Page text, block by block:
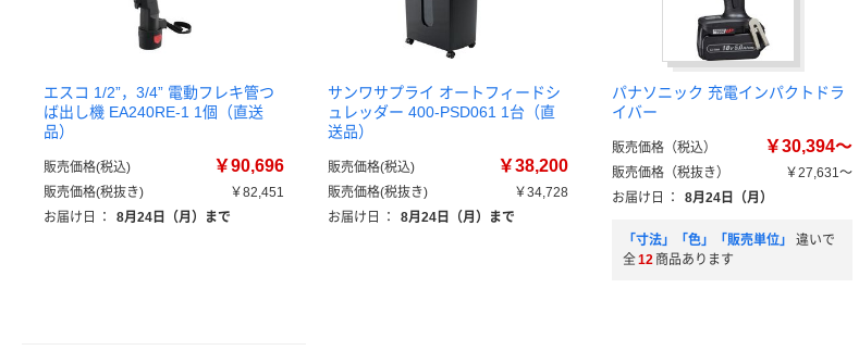
エスコ 1/2”，3/4” 電動フレキ管つ
ば出し機 EA240RE-1 1個（直送
品）
販売価格(税込) ￥90,696
販売価格(税抜き)
￥82,451
お届け日
： 8月24日（月）まで
サンワサプライ オートフィードシ
ュレッダー 400-PSD061 1台（直
送品）
販売価格(税込) ￥38,200
販売価格(税抜き)
￥34,728
お届け日
： 8月24日（月）まで
パナソニック 充電インパクトドラ
イバー
販売価格（税込） ￥30,394～
販売価格（税抜き）
￥27,631～
お届け日
： 8月24日（月）
「寸法」「色」「販売単位」
違いで
全12 商品あります